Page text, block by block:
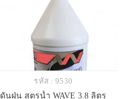
รหัส : 9530
ดันฝุ่น สูตรน้ำ WAVE 3.8 ลิตร